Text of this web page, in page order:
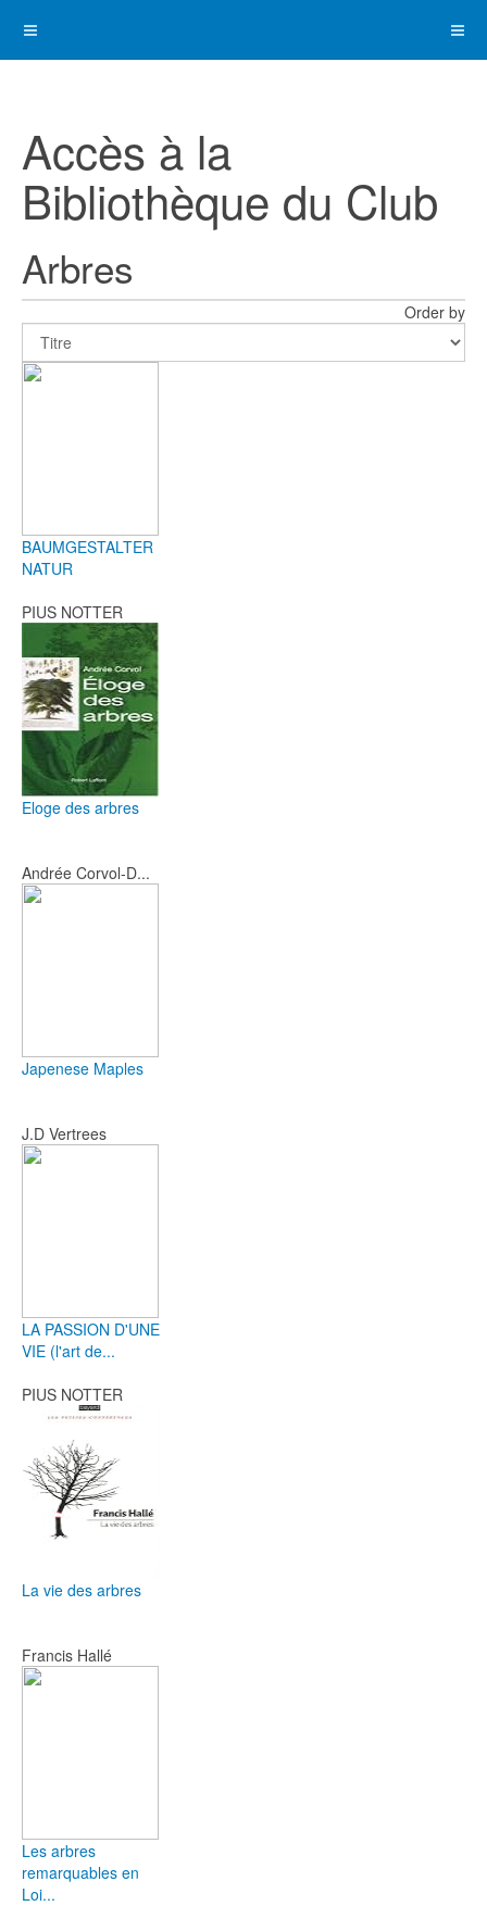
Accès à la
Bibliothèque du Club
Arbres
Order by
BAUMGESTALTER
NATUR
PIUS NOTTER
Eloge des arbres
Andrée Corvol-D...
Japenese Maples
J.D Vertrees
LA PASSION D'UNE
VIE (l'art de...
PIUS NOTTER
La vie des arbres
Francis Hallé
Les arbres
remarquables en
Loi...